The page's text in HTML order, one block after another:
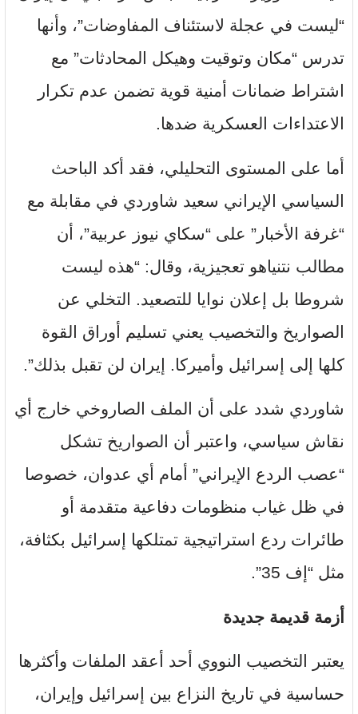
“ليست في عجلة لاستئناف المفاوضات”، وأنها
تدرس “مكان وتوقيت وهيكل المحادثات” مع
اشتراط ضمانات أمنية قوية تضمن عدم تكرار
الاعتداءات العسكرية ضدها.
أما على المستوى التحليلي، فقد أكد الباحث
السياسي الإيراني سعيد شاوردي في مقابلة مع
“غرفة الأخبار” على “سكاي نيوز عربية”، أن
مطالب نتنياهو تعجيزية، وقال: “هذه ليست
شروطا بل إعلان نوايا للتصعيد. التخلي عن
الصواريخ والتخصيب يعني تسليم أوراق القوة
كلها إلى إسرائيل وأميركا. إيران لن تقبل بذلك”.
شاوردي شدد على أن الملف الصاروخي خارج أي
نقاش سياسي، واعتبر أن الصواريخ تشكل
“عصب الردع الإيراني” أمام أي عدوان، خصوصا
في ظل غياب منظومات دفاعية متقدمة أو
طائرات ردع استراتيجية تمتلكها إسرائيل بكثافة،
مثل “إف 35”.
أزمة قديمة جديدة
يعتبر التخصيب النووي أحد أعقد الملفات وأكثرها
حساسية في تاريخ النزاع بين إسرائيل وإيران،